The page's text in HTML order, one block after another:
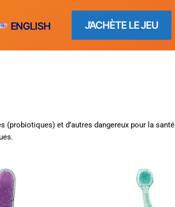
ENGLISH J’ACHÈTE LE JEU
et d’autres dangereux pour la santé